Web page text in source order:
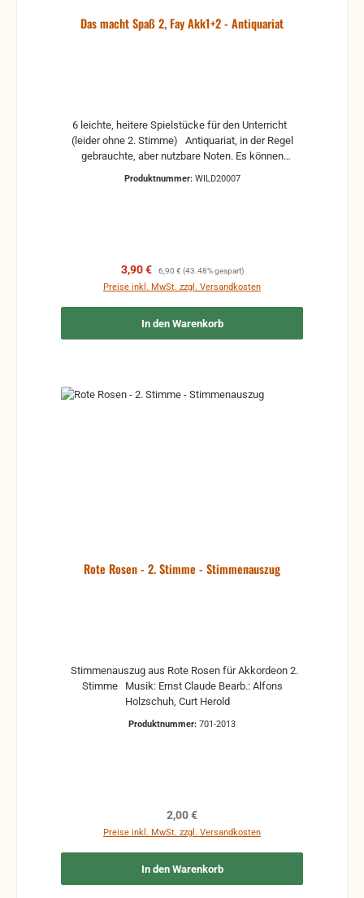
Das macht Spaß 2, Fay Akk1+2 - Antiquariat
6 leichte, heitere Spielstücke für den Unterricht
(leider ohne 2. Stimme) Antiquariat, in der Regel
gebrauchte, aber nutzbare Noten. Es können
Markierungen und auch andere Gebrauchsspuren
Produktnummer: WILD20007
Verkaufspreis:
3,90 € Regulärer Preis:
6,90 € (43.48% gespart)
Preise inkl. MwSt. zzgl. Versandkosten
In den Warenkorb
Rote Rosen - 2. Stimme - Stimmenauszug
Stimme Musik: Ernst Claude Bearb.: Alfons
Produktnummer: 701-2013
Regulärer Preis:
2,00 €
Preise inkl. MwSt. zzgl. Versandkosten
In den Warenkorb